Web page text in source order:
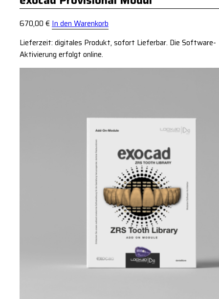
670,00 €In den Warenkorb
Lieferzeit: digitales Produkt, sofort Lieferbar. Die Software-
Aktivierung erfolgt online.